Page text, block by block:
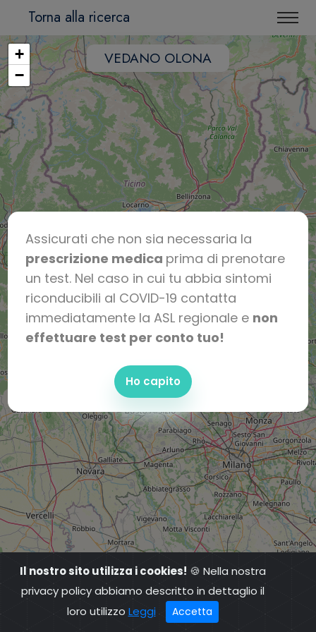
Assicurati che non sia necessaria la
prescrizione medica prima di prenotare
un test. Nel caso in cui tu abbia sintomi
riconducibili al COVID-19 contatta
immediatamente la ASL regionale e non
effettuare test per conto tuo!
Ho capito
Torna alla ricerca
VEDANO OLONA
+
−
Il nostro sito utilizza i cookies! 🍪 Nella nostra
privacy policy abbiamo descritto in dettaglio il
loro utilizzo Leggi Accetta